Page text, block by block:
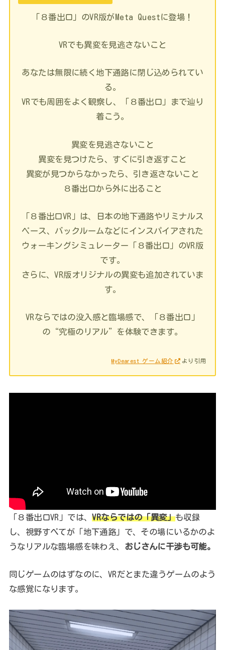
「８番出口」のVR版がMeta Questに登場！
VRでも異変を見逃さないこと
あなたは無限に続く地下通路に閉じ込められてい
る。
VRでも周囲をよく観察し、「８番出口」まで辿り
着こう。
異変を見逃さないこと
異変を見つけたら、すぐに引き返すこと
異変が見つからなかったら、引き返さないこと
８番出口から外に出ること
「８番出口VR」は、日本の地下通路やリミナルス
ペース、バックルームなどにインスパイアされた
ウォーキングシミュレーター「８番出口」のVR版
です。
さらに、VR版オリジナルの異変も追加されていま
す。
VRならではの没入感と臨場感で、「８番出口」
の“究極のリアル”を体験できます。
MyDearest ゲーム紹介 より引用
「８番出口VR」では、VRならではの「異変」も収録
し、視野すべてが「地下通路」で、その場にいるかのよ
うなリアルな臨場感を味わえ、 おじさんに干渉も可能。
同じゲームのはずなのに、VRだとまた違うゲームのよう
な感覚になります。